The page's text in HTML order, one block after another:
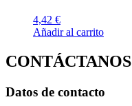
4,42 €
Añadir al carrito
CONTÁCTANOS
Datos de contacto